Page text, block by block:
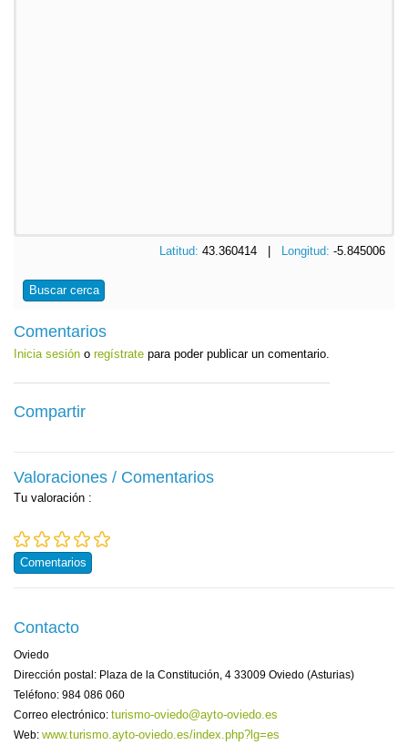
Latitud: 43.360414 | Longitud: -5.845006
Buscar cerca
Comentarios
Inicia sesión o regístrate para poder publicar un comentario.
Compartir
Valoraciones / Comentarios
Tu valoración :
Comentarios
Contacto
Oviedo
Dirección postal: Plaza de la Constitución, 4 33009 Oviedo (Asturias)
Teléfono: 984 086 060
Correo electrónico: turismo-oviedo@ayto-oviedo.es
Web: www.turismo.ayto-oviedo.es/index.php?lg=es